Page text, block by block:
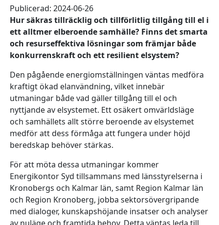
Publicerad: 2024-06-26
Hur säkras tillräcklig och tillförlitlig tillgång till el i
ett alltmer elberoende samhälle? Finns det smarta
och resurseffektiva lösningar som främjar både
konkurrenskraft och ett resilient elsystem?
Den pågående energiomställningen väntas medföra
kraftigt ökad elanvändning, vilket innebär
utmaningar både vad gäller tillgång till el och
nyttjande av elsystemet. Ett osäkert omvärldsläge
och samhällets allt större beroende av elsystemet
medför att dess förmåga att fungera under höjd
beredskap behöver stärkas.
För att möta dessa utmaningar kommer
Energikontor Syd tillsammans med länsstyrelserna i
Kronobergs och Kalmar län, samt Region Kalmar län
och Region Kronoberg, jobba sektorsövergripande
med dialoger, kunskapshöjande insatser och analyser